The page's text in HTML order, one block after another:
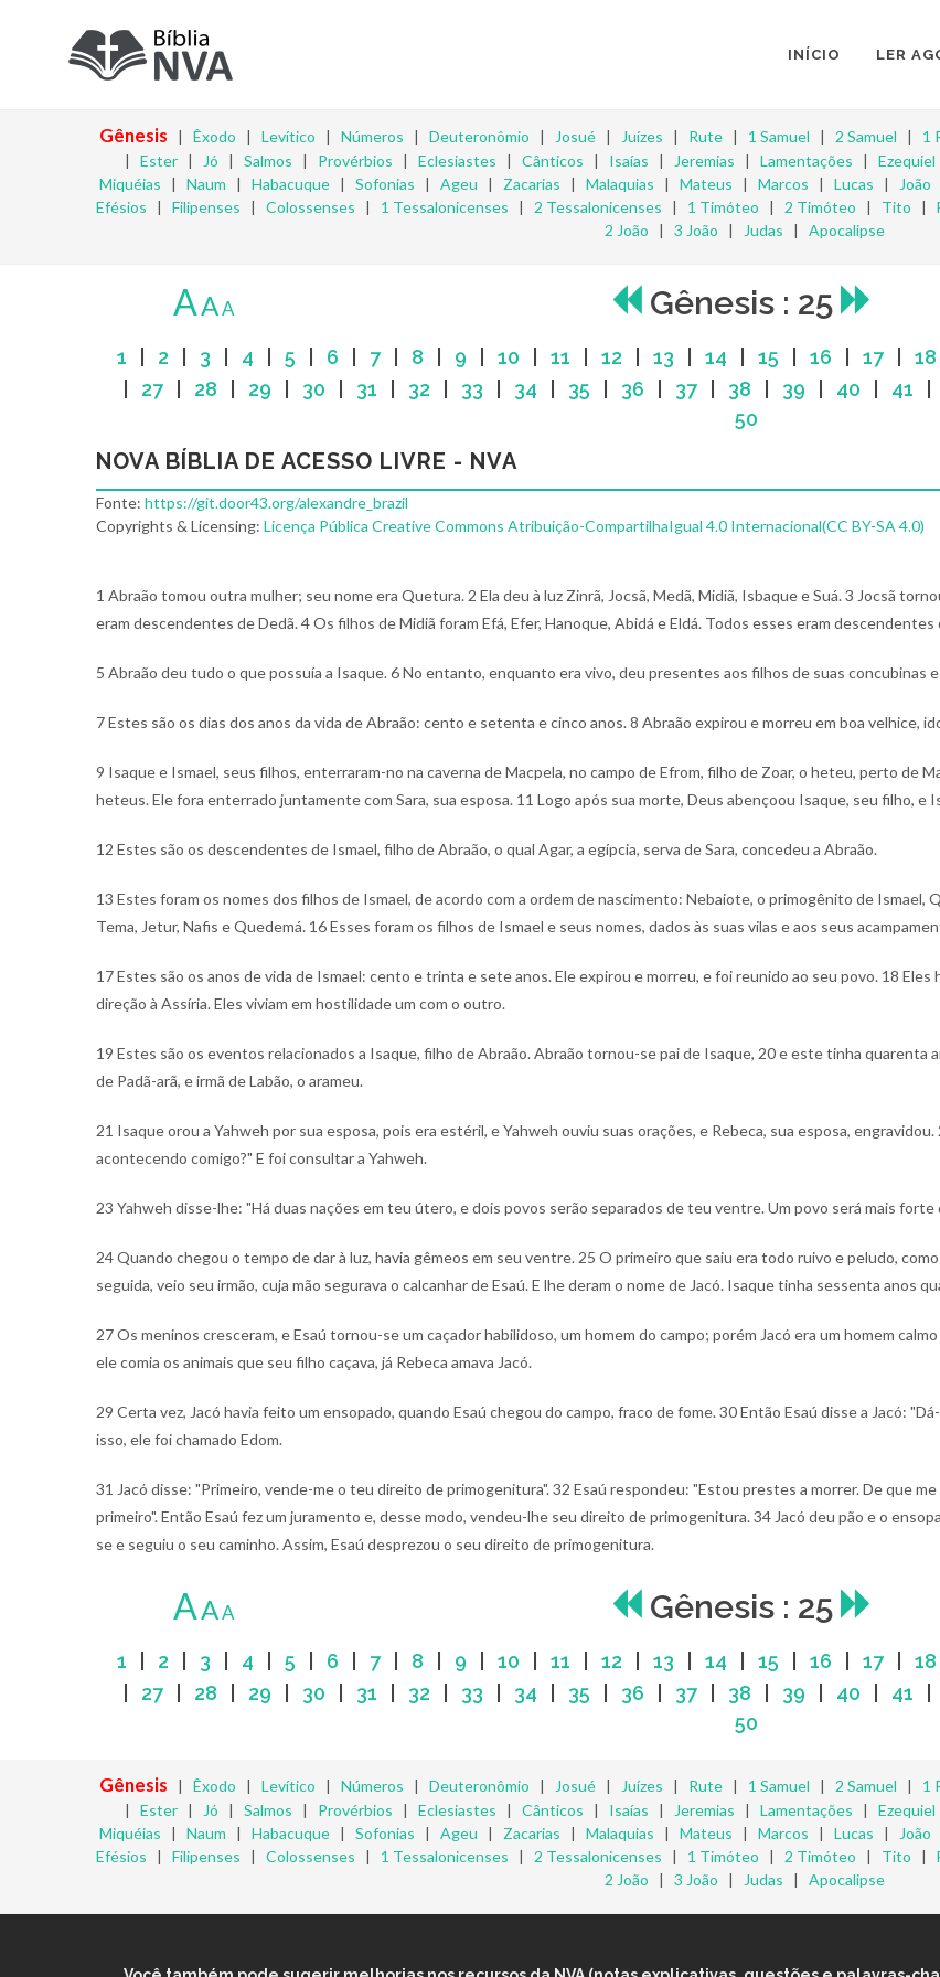
INÍCIO LER
Gênesis | Êxodo | Levítico | Números | Deuteronômio | Josué| Juízes | Rute| 1 Samuel | 2 Samuel | 1
| Ester| Jó | Salmos | Provérbios | Eclesiastes | Cânticos | Isaías | Jeremias | Lamentações | Ezequiel
Miquéias | Naum | Habacuque | Sofonias | Ageu | Zacarias | Malaquias | Mateus | Marcos | Lucas | João
Efésios | Filipenses | Colossenses | 1 Tessalonicenses | 2 Tessalonicenses | 1 Timóteo | 2 Timóteo | Tito |
2 João | 3 João | Judas | Apocalipse
AAA Gênesis : 25
1 2 3 4 5 6 7| 8 9 10 11 12 13 14 15 16 17| 18
27| 28 29 30 31 32 33 34 35 36 37| 38 39 40 41
50
NOVA BÍBLIA DE ACESSO LIVRE - NVA
Fonte: https://git.door43.org/alexandre_brazil
Copyrights & Licensing: Licença Pública Creative Commons Atribuição-CompartilhaIgual 4.0 Internacional(CC BY-SA 4.0)
1 Abraão tomou outra mulher; seu nome era Quetura. 2 Ela deu à luz Zinrã, Jocsã, Medã, Midiã, Isbaque e Suá.3 Jocsã
eram descendentes de Dedã.4 Os filhos de Midiã foram Efá, Efer, Hanoque, Abidá e Eldá. Todos esses eram
5 Abraão deu tudo o que possuía a Isaque.6 No entanto, enquanto era vivo, deu presentes aos filhos de suas concubinas
7 Estes são os dias dos anos da vida de Abraão: cento e setenta e cinco anos.8 Abraão expirou e morreu em boa velhice,
9 Isaque e Ismael, seus filhos, enterraram-no na caverna de Macpela, no campo de Efrom, filho de Zoar, o heteu, perto de
heteus. Ele fora enterrado juntamente com Sara, sua esposa. 11 Logo após sua morte, Deus abençoou Isaque, seu filho, e
12 Estes são os descendentes de Ismael, filho de Abraão, o qual Agar, a egípcia, serva de Sara, concedeu a Abraão.
13 Estes foram os nomes dos filhos de Ismael, de acordo com a ordem de nascimento: Nebaiote, o primogênito de Ismael,
Tema, Jetur, Nafis e Quedemá. 16 Esses foram os filhos de Ismael e seus nomes, dados às suas vilas e aos seus
17 Estes são os anos de vida de Ismael: cento e trinta e sete anos. Ele expirou e morreu, e foi reunido ao seu povo. 18 Eles
direção à Assíria. Eles viviam em hostilidade um com o outro.
19 Estes são os eventos relacionados a Isaque, filho de Abraão. Abraão tornou-se pai de Isaque, 20 e este tinha quarenta
de Padã-arã, e irmã de Labão, o arameu.
21 Isaque orou a Yahweh por sua esposa, pois era estéril, e Yahweh ouviu suas orações, e Rebeca, sua esposa, engravidou.
acontecendo comigo?" E foi consultar a Yahweh.
23 Yahweh disse-lhe: "Há duas nações em teu útero, e dois povos serão separados de teu ventre. Um povo será mais forte
24 Quando chegou o tempo de dar à luz, havia gêmeos em seu ventre. 25 O primeiro que saiu era todo ruivo e peludo,
seguida, veio seu irmão, cuja mão segurava o calcanhar de Esaú. E lhe deram o nome de Jacó. Isaque tinha sessenta anos
27 Os meninos cresceram, e Esaú tornou-se um caçador habilidoso, um homem do campo; porém Jacó era um homem
ele comia os animais que seu filho caçava, já Rebeca amava Jacó.
29 Certa vez, Jacó havia feito um ensopado, quando Esaú chegou do campo, fraco de fome.30 Então Esaú disse a Jacó:
isso, ele foi chamado Edom.
31 Jacó disse: "Primeiro, vende-me o teu direito de primogenitura".32 Esaú respondeu: "Estou prestes a morrer. De que
primeiro". Então Esaú fez um juramento e, desse modo, vendeu-lhe seu direito de primogenitura.34 Jacó deu pão e o
se e seguiu o seu caminho. Assim, Esaú desprezou o seu direito de primogenitura.
AAA Gênesis : 25
1 2 3 4 5 6 7| 8 9 10 11 12 13 14 15 16 17| 18
27| 28 29 30 31 32 33 34 35 36 37| 38 39 40 41
50
Gênesis | Êxodo | Levítico | Números | Deuteronômio | Josué| Juízes | Rute| 1 Samuel | 2 Samuel | 1
| Ester| Jó | Salmos | Provérbios | Eclesiastes | Cânticos | Isaías | Jeremias | Lamentações | Ezequiel
Miquéias | Naum | Habacuque | Sofonias | Ageu | Zacarias | Malaquias | Mateus | Marcos | Lucas | João
Efésios | Filipenses | Colossenses | 1 Tessalonicenses | 2 Tessalonicenses | 1 Timóteo | 2 Timóteo | Tito |
2 João | 3 João | Judas | Apocalipse